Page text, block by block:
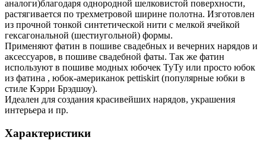
аналоги)благодаря однородной шелковистой поверхности,
растягивается по трехметровой ширине полотна. Изготовлен
из прочной тонкой синтетической нити с мелкой ячейкой
гексагональной (шестиугольной) формы.
Применяют фатин в пошиве свадебных и вечерних нарядов и
аксессуаров, в пошиве свадебной фаты. Так же фатин
используют в пошиве модных юбочек ТуТу или просто юбок
из фатина , юбок-американок pettiskirt (популярные юбки в
стиле Кэрри Брэдшоу).
Идеален для создания красивейших нарядов, украшения
интерьера и пр.
Характеристики